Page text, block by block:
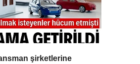
şirketlerine